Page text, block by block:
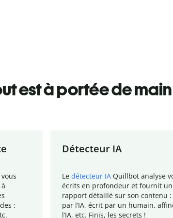
est à portée de
:
Détecteur IA
Le détecteur IA Quillbot analyse
écrits en profondeur et fournit un
rapport détaillé sur son contenu
par l’IA, écrit par un humain,
l’IA, etc. Finis, les secrets !